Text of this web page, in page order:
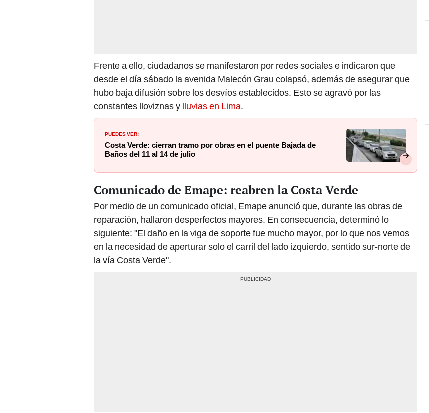
Frente a ello, ciudadanos se manifestaron por redes sociales e indicaron que
desde el día sábado la avenida Malecón Grau colapsó, además de asegurar que
hubo baja difusión sobre los desvíos establecidos. Esto se agravó por las
constantes lloviznas y lluvias en Lima.
PUEDES VER:
Costa Verde: cierran tramo por obras en el puente Bajada de
Baños del 11 al 14 de julio
Comunicado de Emape: reabren la Costa Verde
Por medio de un comunicado oficial, Emape anunció que, durante las obras de
reparación, hallaron desperfectos mayores. En consecuencia, determinó lo
siguiente: "El daño en la viga de soporte fue mucho mayor, por lo que nos vemos
en la necesidad de aperturar solo el carril del lado izquierdo, sentido sur-norte de
la vía Costa Verde".